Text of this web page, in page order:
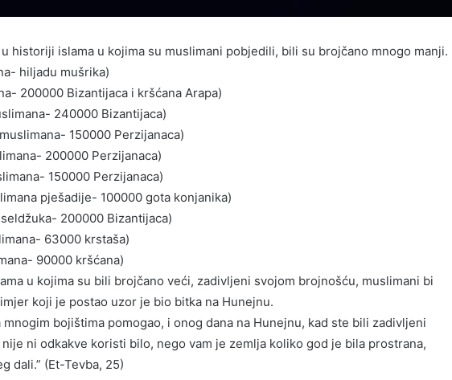
historiji islama u kojima su muslimani pobjedili, bili su brojčano mnogo manji.
hiljadu mušrika)
200000 Bizantijaca i kršćana Arapa)
240000 Bizantijaca)
150000 Perzijanaca)
200000 Perzijanaca)
150000 Perzijanaca)
pješadije- 100000 gota konjanika)
200000 Bizantijaca)
63000 krstaša)
90000 kršćana)
u kojima su bili brojčano veći, zadivljeni svojom brojnošću, muslimani bi
koji je postao uzor je bio bitka na Hunejnu.
mnogim bojištima pomogao, i onog dana na Hunejnu, kad ste bili zadivljeni
ni odkakve koristi bilo, nego vam je zemlja koliko god je bila prostrana,
dali.” (Et-Tevba, 25)